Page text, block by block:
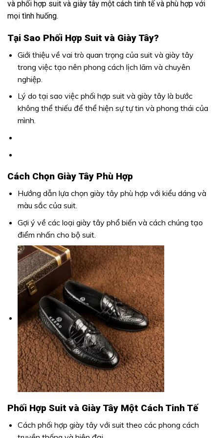
và phối hợp suit và giày tây một cách tinh tế và phù hợp với
mọi tình huống.
Tại Sao Phối Hợp Suit và Giày Tây?
Giới thiệu về vai trò quan trọng của suit và giày tây
trong việc tạo nên phong cách lịch lãm và chuyên
nghiệp.
Lý do tại sao việc phối hợp suit và giày tây là bước
không thể thiếu để thể hiện sự tự tin và phong thái của
mình.
Cách Chọn Giày Tây Phù Hợp
Hướng dẫn lựa chọn giày tây phù hợp với kiểu dáng và
màu sắc của suit.
Gợi ý về các loại giày tây phổ biến và cách chúng tạo
điểm nhấn cho bộ suit.
Phối Hợp Suit và Giày Tây Một Cách Tinh Tế
Cách phối hợp giày tây với suit theo các phong cách